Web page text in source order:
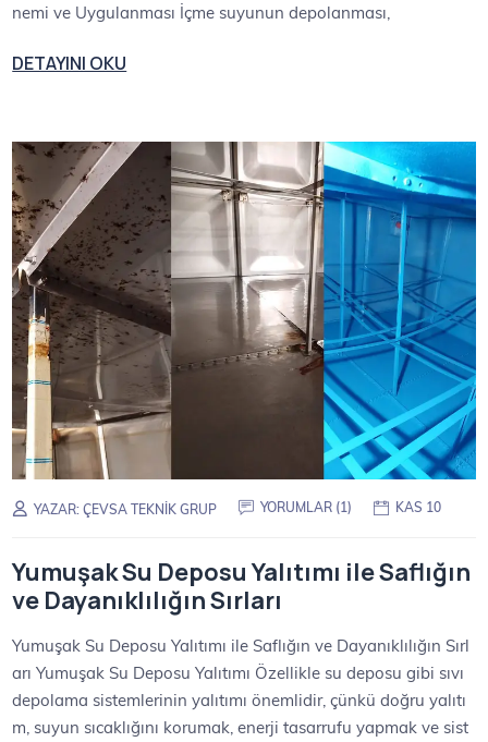
nemi ve Uygulanması İçme suyunun depolanması,
DETAYINI OKU
YAZAR:ÇEVSA TEKNIK GRUP YORUMLAR (1) KAS 10
Yumuşak Su Deposu Yalıtımı ile Saflığın
ve Dayanıklılığın Sırları
Yumuşak Su Deposu Yalıtımı ile Saflığın ve Dayanıklılığın Sırl
arı Yumuşak Su Deposu Yalıtımı Özellikle su deposu gibi sıvı
depolama sistemlerinin yalıtımı önemlidir, çünkü doğru yalıtı
m, suyun sıcaklığını korumak, enerji tasarrufu yapmak ve sist